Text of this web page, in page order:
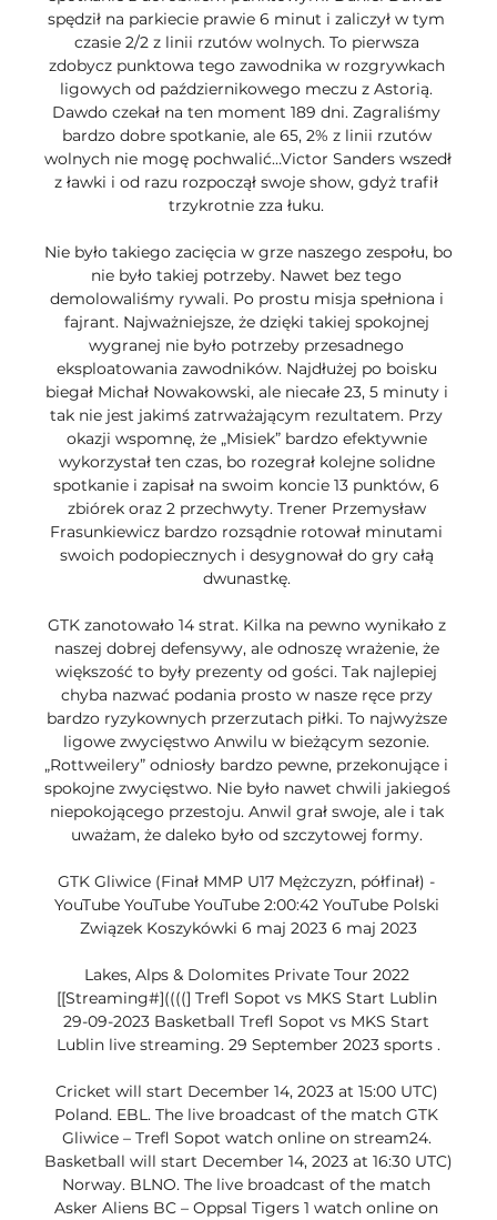
spędził na parkiecie prawie 6 minut i zaliczył w tym
czasie 2/2 z linii rzutów wolnych. To pierwsza
zdobycz punktowa tego zawodnika w rozgrywkach
ligowych od październikowego meczu z Astorią.
Dawdo czekał na ten moment 189 dni. Zagraliśmy
bardzo dobre spotkanie, ale 65, 2% z linii rzutów
wolnych nie mogę pochwalić…Victor Sanders wszedł
z ławki i od razu rozpoczął swoje show, gdyż trafił
trzykrotnie zza łuku.
Nie było takiego zacięcia w grze naszego zespołu, bo
nie było takiej potrzeby. Nawet bez tego
demolowaliśmy rywali. Po prostu misja spełniona i
fajrant. Najważniejsze, że dzięki takiej spokojnej
wygranej nie było potrzeby przesadnego
eksploatowania zawodników. Najdłużej po boisku
biegał Michał Nowakowski, ale niecałe 23, 5 minuty i
tak nie jest jakimś zatrważającym rezultatem. Przy
okazji wspomnę, że „Misiek” bardzo efektywnie
wykorzystał ten czas, bo rozegrał kolejne solidne
spotkanie i zapisał na swoim koncie 13 punktów, 6
zbiórek oraz 2 przechwyty. Trener Przemysław
Frasunkiewicz bardzo rozsądnie rotował minutami
swoich podopiecznych i desygnował do gry całą
dwunastkę.
GTK zanotowało 14 strat. Kilka na pewno wynikało z
naszej dobrej defensywy, ale odnoszę wrażenie, że
większość to były prezenty od gości. Tak najlepiej
chyba nazwać podania prosto w nasze ręce przy
bardzo ryzykownych przerzutach piłki. To najwyższe
ligowe zwycięstwo Anwilu w bieżącym sezonie.
„Rottweilery” odniosły bardzo pewne, przekonujące i
spokojne zwycięstwo. Nie było nawet chwili jakiegoś
niepokojącego przestoju. Anwil grał swoje, ale i tak
uważam, że daleko było od szczytowej formy.
GTK Gliwice (Finał MMP U17 Mężczyzn, półfinał) -
YouTube YouTube YouTube 2:00:42 YouTube Polski
Związek Koszykówki 6 maj 2023 6 maj 2023
Lakes, Alps & Dolomites Private Tour 2022
[[Streaming#]((((] Trefl Sopot vs MKS Start Lublin
29-09-2023 Basketball Trefl Sopot vs MKS Start
Lublin live streaming. 29 September 2023 sports .
Cricket will start December 14, 2023 at 15:00 UTC)
Poland. EBL. The live broadcast of the match GTK
Gliwice – Trefl Sopot watch online on stream24.
Basketball will start December 14, 2023 at 16:30 UTC)
Norway. BLNO. The live broadcast of the match
Asker Aliens BC – Oppsal Tigers 1 watch online on